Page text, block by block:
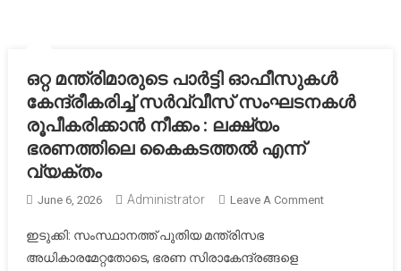
ഒറ്റ മന്ത്രിമാരുടെ പാർട്ടി ഓഫീസുകൾ
കേന്ദ്രീകരിച്ച് സർവ്വീസ് സംഘടനകൾ
രൂപീകരിക്കാൻ നീക്കം : ലക്ഷ്യം
ഭരണത്തിലെ കൈകടത്തൽ എന്ന്
വ്യക്തം
June 6, 2026 Administrator Leave A CommentOn
ഇടുക്കി: സംസ്ഥാനത്ത് പുതിയ മന്ത്രിസഭ
അധികാരമേറ്റതോടെ, ഭരണ സിരാകേന്ദ്രങ്ങളെ